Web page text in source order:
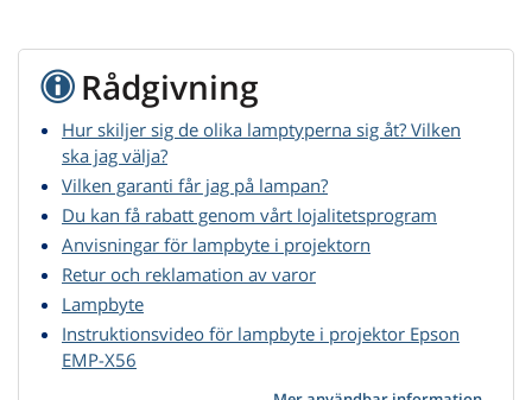
Rådgivning
Hur skiljer sig de olika lamptyperna sig åt? Vilken
ska jag välja?
Vilken garanti får jag på lampan?
Du kan få rabatt genom vårt lojalitetsprogram
Anvisningar för lampbyte i projektorn
Retur och reklamation av varor
Lampbyte
Instruktionsvideo för lampbyte i projektor Epson
EMP-X56